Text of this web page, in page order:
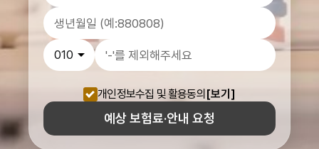
개인정보수집 및 활용동의 [보기]
예상 보험료·안내 요청